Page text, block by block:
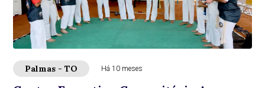
Palmas - TO Há 10 meses